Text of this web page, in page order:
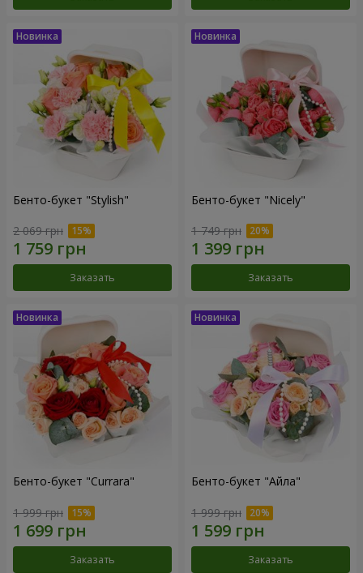
Бенто-букет "Stylish"
2 069 грн
Заказать
Бенто-букет "Nicely"
1 749 грн
Заказать
Бенто-букет "Currara"
1 999 грн
Заказать
Бенто-букет "Айла"
1 999 грн
Заказать